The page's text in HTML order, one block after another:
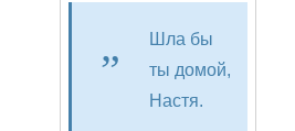
Шла бы
ты домой,
Настя.